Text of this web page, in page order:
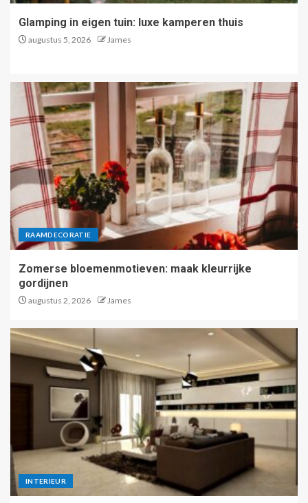
Glamping in eigen tuin: luxe kamperen thuis
augustus 5, 2026 James
RAAMDECORATIE
Zomerse bloemenmotieven: maak kleurrijke
gordijnen
augustus 2, 2026 James
INTERIEUR